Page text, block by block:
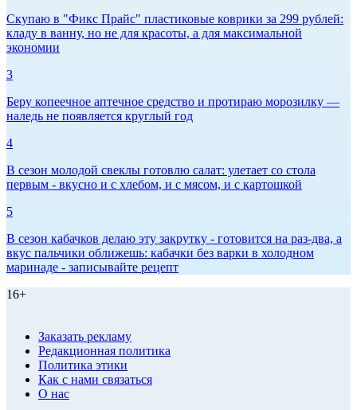
Скупаю в "Фикс Прайс" пластиковые коврики за 299 рублей:
кладу в ванну, но не для красоты, а для максимальной
экономии
3
Беру копеечное аптечное средство и протираю морозилку —
наледь не появляется круглый год
4
В сезон молодой свеклы готовлю салат: улетает со стола
первым - вкусно и с хлебом, и с мясом, и с картошкой
5
В сезон кабачков делаю эту закрутку - готовится на раз-два, а
вкус пальчики оближешь: кабачки без варки в холодном
маринаде - записывайте рецепт
16+
Заказать рекламу
Редакционная политика
Политика этики
Как с нами связаться
О нас